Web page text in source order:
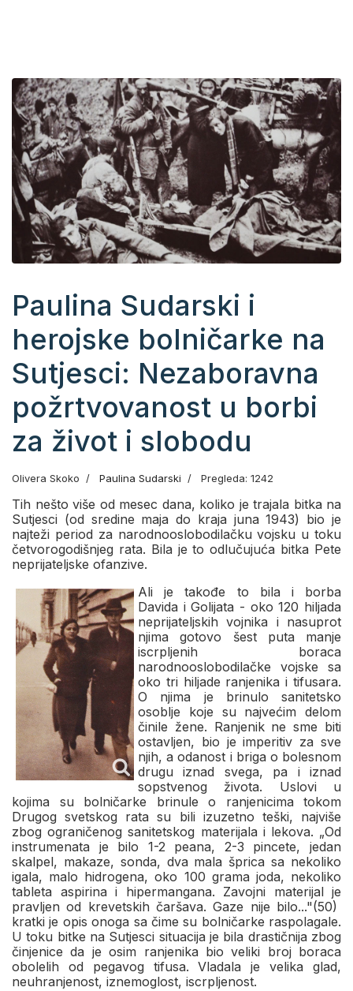
Paulina Sudarski i
herojske bolničarke na
Sutjesci: Nezaboravna
požrtvovanost u borbi
za život i slobodu
Olivera Skoko Paulina Sudarski Pregleda: 1242
Tih nešto više od mesec dana, koliko je trajala bitka na
Sutjesci (od sredine maja do kraja juna 1943) bio je
najteži period za narodnooslobodilačku vojsku u toku
četvorogodišnjeg rata. Bila je to odlučujuća bitka Pete
neprijatelјske ofanzive.
Ali je takođe to bila i borba
Davida i Golijata - oko 120 hilјada
neprijatelјskih vojnika i nasuprot
njima gotovo šest puta manje
iscrplјenih boraca
narodnooslobodilačke vojske sa
oko tri hilјade ranjenika i tifusara.
O njima je brinulo sanitetsko
osoblјe koje su najvećim delom
činile žene. Ranjenik ne sme biti
ostavlјen, bio je imperitiv za sve
njih, a odanost i briga o bolesnom
drugu iznad svega, pa i iznad
sopstvenog života. Uslovi u
kojima su bolničarke brinule o ranjenicima tokom
Drugog svetskog rata su bili izuzetno teški, najviše
zbog ograničenog sanitetskog materijala i lekova. „Od
instrumenata je bilo 1-2 peana, 2-3 pincete, jedan
skalpel, makaze, sonda, dva mala šprica sa nekoliko
igala, malo hidrogena, oko 100 grama joda, nekoliko
tableta aspirina i hipermangana. Zavojni materijal je
pravlјen od krevetskih čaršava. Gaze nije bilo..."(50)
kratki je opis onoga sa čime su bolničarke raspolagale.
U toku bitke na Sutjesci situacija je bila drastičnija zbog
činjenice da je osim ranjenika bio veliki broj boraca
obolelih od pegavog tifusa. Vladala je velika glad,
neuhranjenost, iznemoglost, iscrplјenost.